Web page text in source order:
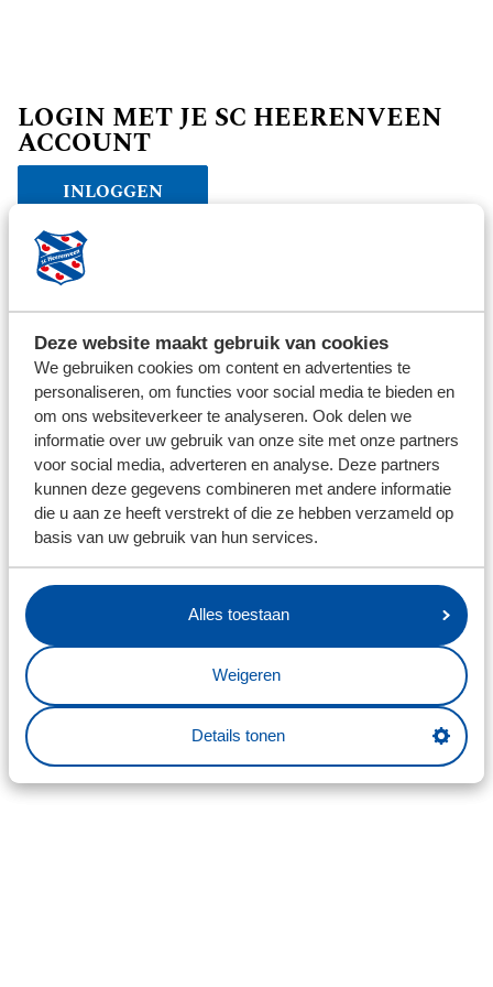
Deze website maakt gebruik van cookies
We gebruiken cookies om content en advertenties te
personaliseren, om functies voor social media te bieden en
om ons websiteverkeer te analyseren. Ook delen we
informatie over uw gebruik van onze site met onze partners
voor social media, adverteren en analyse. Deze partners
kunnen deze gegevens combineren met andere informatie
die u aan ze heeft verstrekt of die ze hebben verzameld op
basis van uw gebruik van hun services.
Alles toestaan
Weigeren
Details tonen
LOGIN MET JE SC HEERENVEEN
ACCOUNT
INLOGGEN
Verder winkelen